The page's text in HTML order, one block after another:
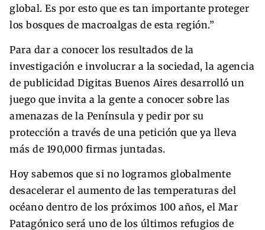
global. Es por esto que es tan importante proteger
los bosques de macroalgas de esta región.”
Para dar a conocer los resultados de la
investigación e involucrar a la sociedad, la agencia
de publicidad Digitas Buenos Aires desarrolló un
juego que invita a la gente a conocer sobre las
amenazas de la Península y pedir por su
protección a través de una petición que ya lleva
más de 190,000 firmas juntadas.
Hoy sabemos que si no logramos globalmente
desacelerar el aumento de las temperaturas del
océano dentro de los próximos 100 años, el Mar
Patagónico será uno de los últimos refugios de